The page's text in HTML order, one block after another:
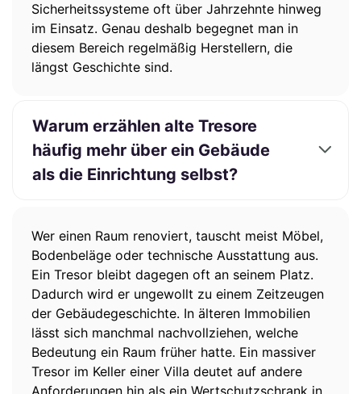
Sicherheitssysteme oft über Jahrzehnte hinweg
im Einsatz. Genau deshalb begegnet man in
diesem Bereich regelmäßig Herstellern, die
längst Geschichte sind.
Warum erzählen alte Tresore
häufig mehr über ein Gebäude
als die Einrichtung selbst?
Wer einen Raum renoviert, tauscht meist Möbel,
Bodenbeläge oder technische Ausstattung aus.
Ein Tresor bleibt dagegen oft an seinem Platz.
Dadurch wird er ungewollt zu einem Zeitzeugen
der Gebäudegeschichte. In älteren Immobilien
lässt sich manchmal nachvollziehen, welche
Bedeutung ein Raum früher hatte. Ein massiver
Tresor im Keller einer Villa deutet auf andere
Anforderungen hin als ein Wertschutzschrank in